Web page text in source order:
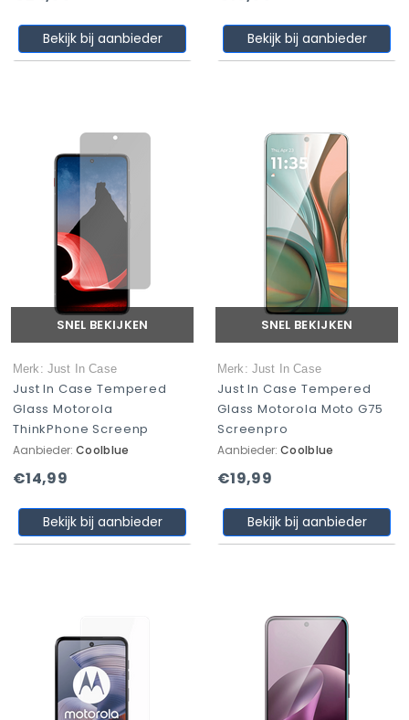
Bekijk bij aanbieder Bekijk bij aanbieder
SNEL BEKIJKEN
Merk: Just In Case
Just In Case Tempered
Glass Motorola
ThinkPhone Screenp
Aanbieder: Coolblue
€14,99
Bekijk bij aanbieder
SNEL BEKIJKEN
Merk: Just In Case
Just In Case Tempered
Glass Motorola Moto G75
Screenpro
Aanbieder: Coolblue
€19,99
Bekijk bij aanbieder